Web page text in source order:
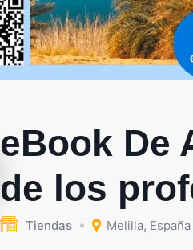
eBook De
de los
Tiendas Melilla, España